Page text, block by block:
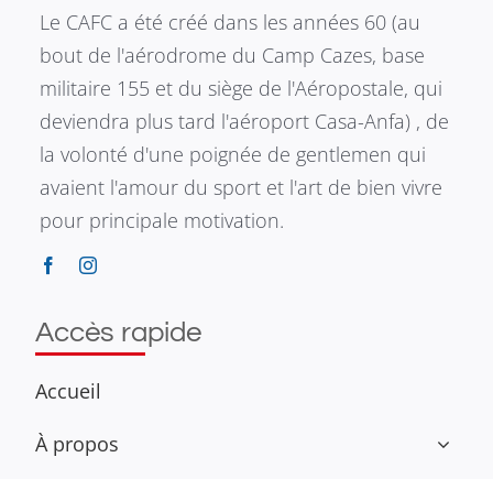
Le CAFC a été créé dans les années 60 (au
bout de l'aérodrome du Camp Cazes, base
militaire 155 et du siège de l'Aéropostale, qui
deviendra plus tard l'aéroport Casa-Anfa) , de
la volonté d'une poignée de gentlemen qui
avaient l'amour du sport et l'art de bien vivre
pour principale motivation.
Accès rapide
Accueil
À propos